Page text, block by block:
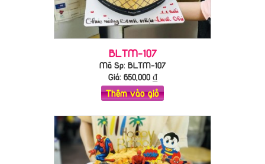
BLTM-107
Mã Sp: BLTM-107
Giá: 650,000₫
Thêm vào giỏ